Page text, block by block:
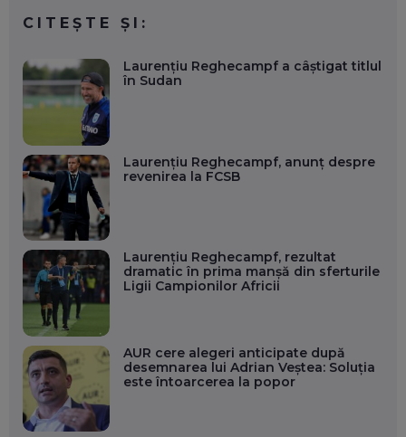
CITEȘTE ȘI:
Laurențiu Reghecampf a câștigat titlul
în Sudan
Laurențiu Reghecampf, anunț despre
revenirea la FCSB
Laurențiu Reghecampf, rezultat
dramatic în prima manșă din sferturile
Ligii Campionilor Africii
AUR cere alegeri anticipate după
desemnarea lui Adrian Veștea: Soluția
este întoarcerea la popor